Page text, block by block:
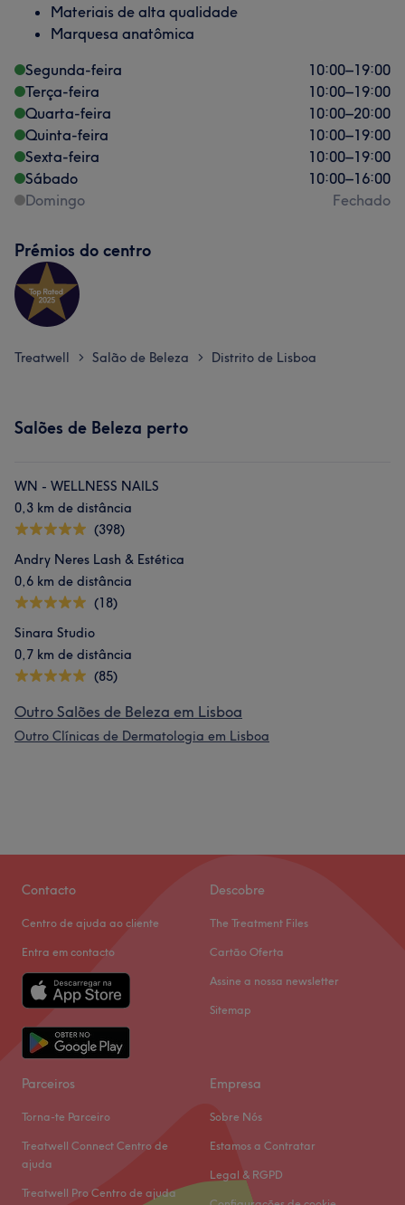
Materiais de alta qualidade
Marquesa anatômica
Segunda-feira
10:00–19:00
Terça-feira
10:00–19:00
Quarta-feira
10:00–20:00
Quinta-feira
10:00–19:00
Sexta-feira
10:00–19:00
Sábado
10:00–16:00
Domingo
Fechado
Prémios do centro
Treatwell > Salão de Beleza > Distrito de Lisboa
Salões de Beleza perto
WN - WELLNESS NAILS
0,3 km de distância
(398)
Andry Neres Lash & Estética
0,6 km de distância
(18)
Sinara Studio
0,7 km de distância
(85)
Outro Salões de Beleza em Lisboa
Outro Clínicas de Dermatologia em Lisboa
Contacto
Centro de ajuda ao cliente
Entra em contacto
Descobre
The Treatment Files
Cartão Oferta
Assine a nossa newsletter
Sitemap
Parceiros
Torna-te Parceiro
Treatwell Connect Centro de
ajuda
Treatwell Pro Centro de ajuda
Empresa
Sobre Nós
Estamos a Contratar
Legal & RGPD